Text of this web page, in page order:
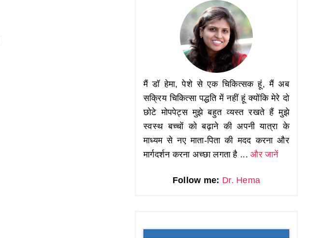
मैं डॉ हेमा, पेशे से एक चिकित्सक हूं, मैं अब
सक्रिय चिकित्सा पद्धति में नहीं हूं क्योंकि मेरे दो
छोटे मोपपेट्स मुझे बहुत व्यस्त रखते हैं मुझे
स्वस्थ बच्चों को बढ़ाने की अपनी यात्रा के
माध्यम से नए माता-पिता की मदद करना और
मार्गदर्शन करना अच्छा लगता है ...और जानें
Follow me: Dr. Hema